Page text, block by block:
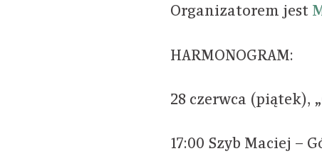
Organizatorem jest
HARMONOGRAM:
28 czerwca (piątek),
17:00 Szyb Maciej –